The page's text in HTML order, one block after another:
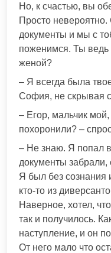
Но, к счастью, вы
Просто
документы и мы с
поженимся. Ты ведь
женой?
– Я всегда была
София, не скрывая
– Егор, мальчик
похоронили? –
– Не знаю. Я попал
документы
Я был без сознания
кто-то из
Наверное, хотел,
так и получилось.
наступление, и он
От него мало что